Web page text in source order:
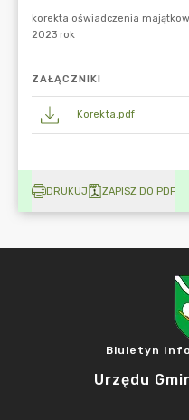
ZAŁĄCZNIKI
Korekta.pdf
DRUKUJ ZAPISZ DO PDF
Biuletyn
Urzędu